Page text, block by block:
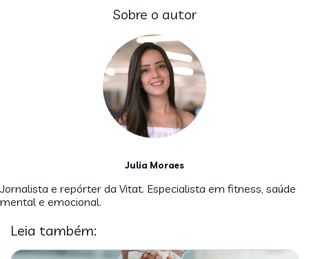
Sobre o autor
Julia Moraes
Jornalista e repórter da Vitat. Especialista em fitness, saúde
mental e emocional.
Leia também: